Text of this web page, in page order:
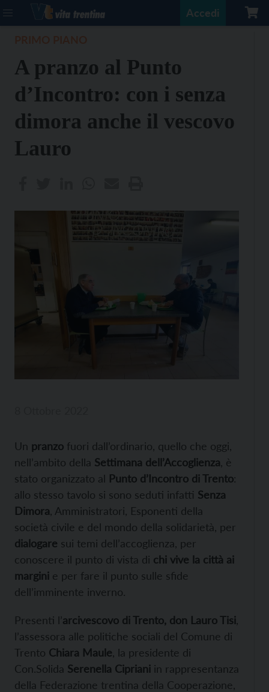
Accedi
A pranzo al Punto
d’Incontro: con i senza
dimora anche il vescovo
Lauro
Un pranzo fuori dall’ordinario, quello che oggi,
nell’ambito della Settimana dell’Accoglienza , è
stato organizzato al Punto d’Incontro di Trento:
allo stesso tavolo si sono seduti infatti Senza
Dimora , Amministratori, Esponenti della
società civile e del mondo della solidarietà, per
dialogare sui temi dell’accoglienza, per
conoscere il punto di vista di chi vive la città ai
margini e per fare il punto sulle sfide
dell’imminente inverno.
Presenti l’arcivescovo di Trento, don Lauro Tisi
l’assessora alle politiche sociali del Comune di
Trento Chiara Maule , la presidente di
Con.Solida Serenella Cipriani in rappresentanza
della Federazione trentina della Cooperazione,